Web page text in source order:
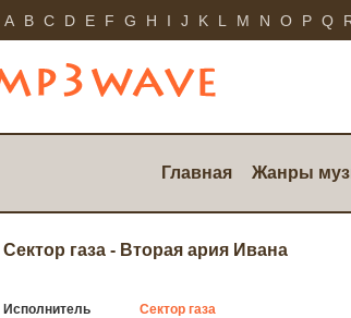
A B C D E F G H I J K L M N O P Q
Главная Жанры
Сектор газа - Вторая ария Ивана
Исполнитель Сектор газа